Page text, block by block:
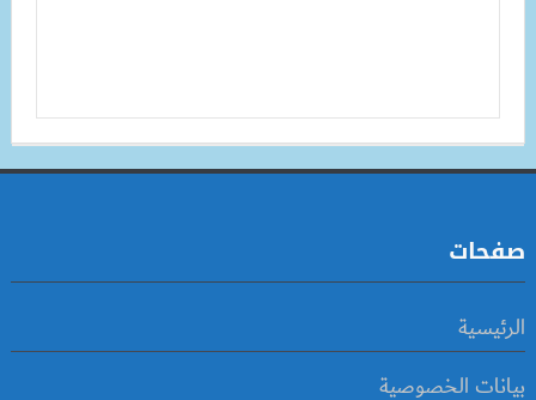
صفحات
الرئيسية
بيانات الخصوصية